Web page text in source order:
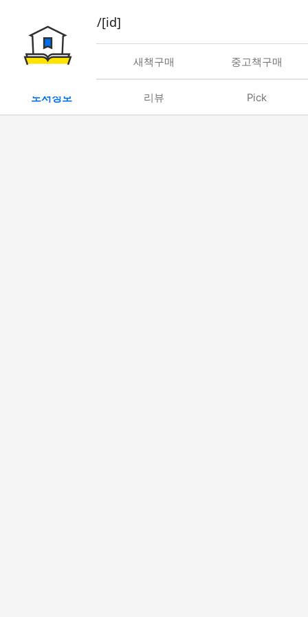
book/rent/[id]
대여 새책구매 중고책구매
도서정보 리뷰 Pick